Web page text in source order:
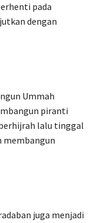
pada
dengan
Ummah
piranti
lalu tinggal
membangun
juga menjadi